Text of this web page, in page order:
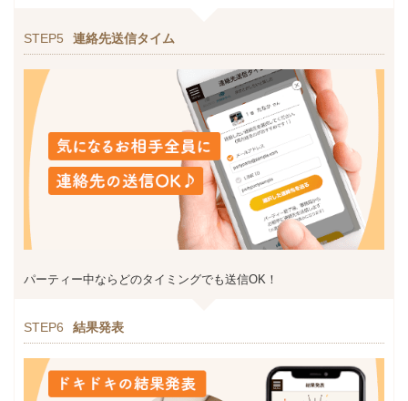
STEP5 連絡先送信タイム
パーティー中ならどのタイミングでも送信OK！
STEP6 結果発表